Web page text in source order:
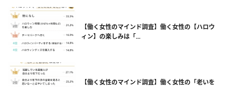
【働く女性のマインド調査】働く女性の【ハロウ
ィン】の楽しみは「...
【働く女性のマインド調査】働く女性の「老いを